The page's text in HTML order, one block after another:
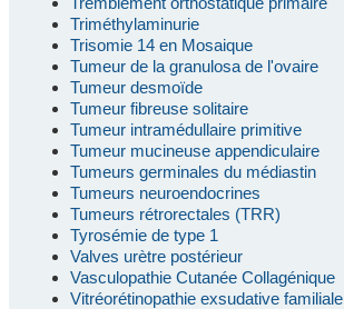
Triméthylaminurie
Trisomie 14 en Mosaique
Tumeur de la granulosa de l'ovaire
Tumeur desmoïde
Tumeur fibreuse solitaire
Tumeur intramédullaire primitive
Tumeur mucineuse appendiculaire
Tumeurs germinales du médiastin
Tumeurs neuroendocrines
Tumeurs rétrorectales (TRR)
Tyrosémie de type 1
Valves urètre postérieur
Vasculopathie Cutanée Collagénique
Vitréorétinopathie exsudative familiale